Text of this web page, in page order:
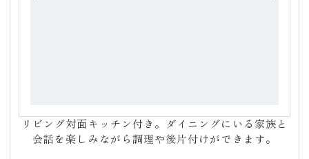
リビング対面キッチン付き。ダイニングにいる家族と
会話を楽しみながら調理や後片付けができます。